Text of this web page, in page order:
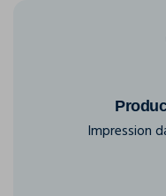
Impression